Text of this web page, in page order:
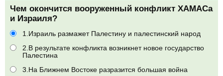
Чем окончится вооруженный конфликт ХАМАСа
и Израиля?
1.Израиль размажет Палестину и палестинский народ
2.В результате конфликта возникнет новое государство
Палестина
3.На Ближнем Востоке разразится большая война